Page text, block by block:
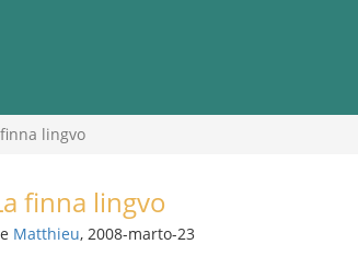
lingvo
finna lingvo
Matthieu, 2008-marto-23